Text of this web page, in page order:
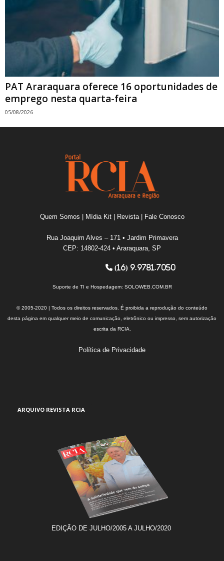
PAT Araraquara oferece 16 oportunidades de
emprego nesta quarta-feira
05/08/2026
Quem Somos Mídia Kit| Revista| Fale Conosco
Rua Joaquim Alves – 171 • Jardim Primavera
CEP: 14802-424 • Araraquara, SP
(16) 9.9781.7050
Suporte de TI e Hospedagem: SOLOWEB.COM.BR
© 2005-2020 | Todos os direitos reservados. É proibida a reprodução do conteúdo
desta página em qualquer meio de comunicação, eletrônico ou impresso, sem autorização
escrita da RCIA.
Política de Privacidade
ARQUIVO REVISTA RCIA
EDIÇÃO DE JULHO/2005 A JULHO/2020